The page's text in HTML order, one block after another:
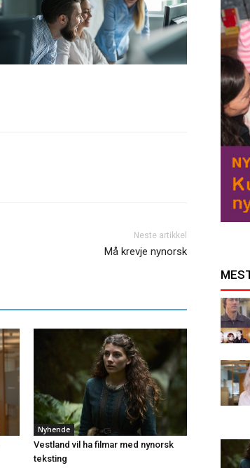
Neste artikkel
Må krevje nynorsk
Nyhende
Vestland vil ha filmar med nynorsk
teksting